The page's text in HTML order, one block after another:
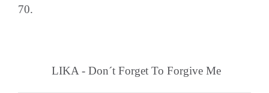
70.
LIKA - Don´t Forget To Forgive Me